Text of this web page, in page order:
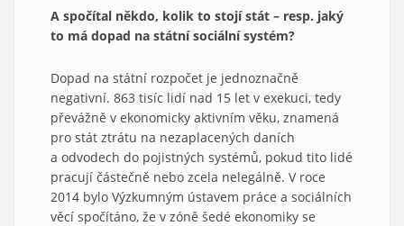
A spočítal někdo, kolik to stojí stát – resp. jaký
to má dopad na státní sociální systém?
Dopad na státní rozpočet je jednoznačně
negativní. 863 tisíc lidí nad 15 let v exekuci, tedy
převážně v ekonomicky aktivním věku, znamená
pro stát ztrátu na nezaplacených daních
a odvodech do pojistných systémů, pokud tito lidé
pracují částečně nebo zcela nelegálně. V roce
2014 bylo Výzkumným ústavem práce a sociálních
věcí spočítáno, že v zóně šedé ekonomiky se